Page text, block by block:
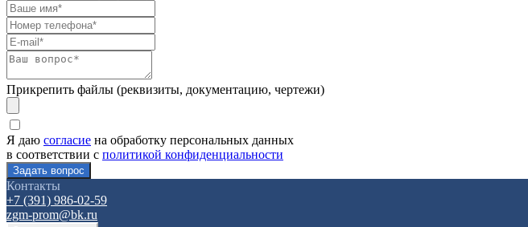
Прикрепить файлы (реквизиты, документацию, чертежи)
Я даю согласие на обработку персональных данных
в соответствии с политикой конфиденциальности
Контакты
+7 (391) 986-02-59
zgm-prom@bk.ru